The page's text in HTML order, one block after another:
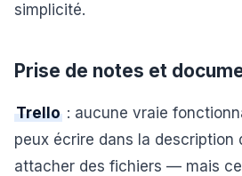
simplicité.
Prise de notes et
Trello : aucune vraie
peux écrire dans la description
attacher des fichiers — mais